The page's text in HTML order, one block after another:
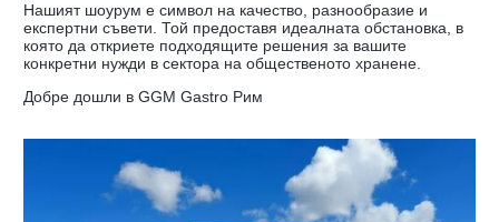
Нашият шоурум е символ на качество, разнообразие и
експертни съвети. Той предоставя идеалната обстановка, в
която да откриете подходящите решения за вашите
конкретни нужди в сектора на общественото хранене.
Добре дошли в GGM Gastro Рим